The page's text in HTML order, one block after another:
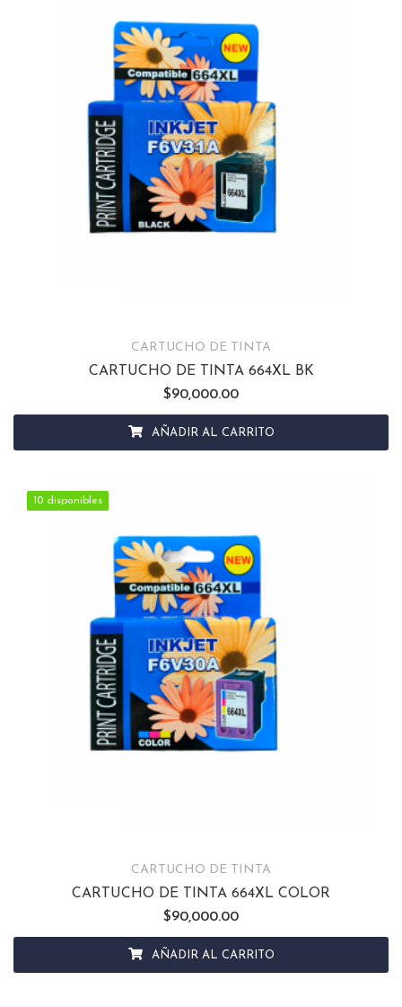
CARTUCHO DE TINTA
CARTUCHO DE TINTA 664XL BK
$90,000.00
AÑADIR AL CARRITO
10 disponibles
10 disponibles
CARTUCHO DE TINTA
CARTUCHO DE TINTA 664XL COLOR
$90,000.00
AÑADIR AL CARRITO